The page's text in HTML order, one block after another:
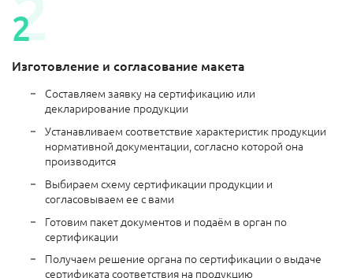
Изготовление и согласование макета
Составляем заявку на сертификацию или
декларирование продукции
Устанавливаем соответствие характеристик продукции
нормативной документации, согласно которой она
производится
Выбираем схему сертификации продукции и
согласовываем ее с вами
Готовим пакет документов и подаём в орган по
сертификации
Получаем решение органа по сертификации о выдаче
сертификата соответствия на продукцию